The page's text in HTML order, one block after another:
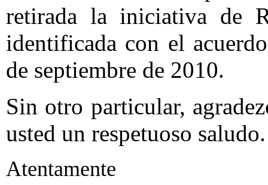
retirada la iniciativa de
identificada con el
de septiembre de 2010.
Sin otro particular,
usted un respetuoso saludo.
Atentamente